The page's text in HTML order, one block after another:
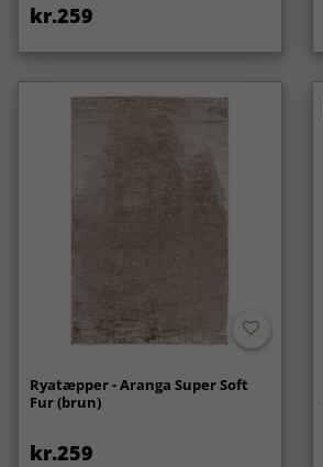
kr.259
Ryatæpper - Aranga Super Soft
Fur (brun)
kr.259